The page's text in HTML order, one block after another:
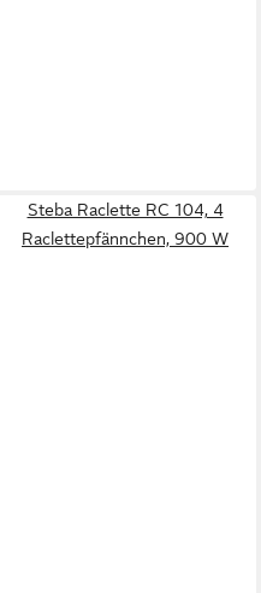
Steba Raclette RC 104, 4
Raclettepfännchen, 900 W